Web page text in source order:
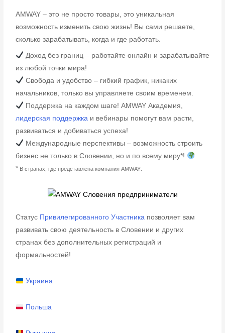
AMWAY – это не просто товары, это уникальная
возможность изменить свою жизнь! Вы сами решаете,
сколько зарабатывать, когда и где работать.
Доход без границ – работайте онлайн и зарабатывайте
из любой точки мира!
Свобода и удобство – гибкий график, никаких
начальников, только вы управляете своим временем.
Поддержка на каждом шаге! AMWAY Академия,
лидерская поддержка и вебинары помогут вам расти,
развиваться и добиваться успеха!
Международные перспективы – возможность строить
бизнес не только в Словении, но и по всему миру*!
* В странах, где представлена компания AMWAY
Статус Привилегированного Участника позволяет вам
развивать свою деятельность в Словении и других
странах без дополнительных регистраций и
формальностей!
Украина
Польша